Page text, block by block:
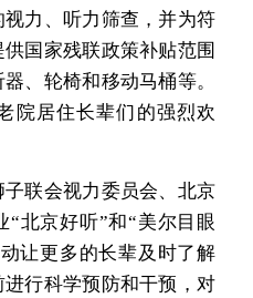
力、听力筛查，并为符
国家残联政策补贴范围
、轮椅和移动马桶等。
院居住长辈们的强烈欢
联会视力委员会、北京
“北京好听”和“美尔目眼
让更多的长辈及时了解
行科学预防和干预，对